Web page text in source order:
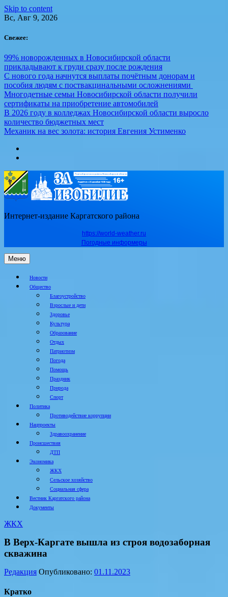
Skip to content
Вс, Авг 9, 2026
Свежее:
99% новорожденных в Новосибирской области
прикладывают к груди сразу после рождения
С нового года начнутся выплаты почётным донорам и
пособия людям с поствакцинальными осложнениями
Многодетные семьи Новосибирской области получили
сертификаты на приобретение автомобилей
В 2026 году в колледжах Новосибирской области выросло
количество бюджетных мест
Механик на вес золота: история Евгения Устименко
Интернет-издание Каргатского района
https://world-weather.ru
Погодные информеры
Меню
Новости
Общество
Благоустройство
Взрослые и дети
Здоровье
Культура
Образование
Отдых
Патриотизм
Погода
Помощь
Праздник
Природа
Спорт
Политика
Противодействие коррупции
Нацпроекты
Здравоохранение
Происшествия
ДТП
Экономика
ЖКХ
Сельское хозяйство
Социальная сфера
Вестник Каргатского района
Документы
ЖКХ
В Верх-Каргате вышла из строя водозаборная
скважина
Редакция Опубликовано: 01.11.2023
Кратко